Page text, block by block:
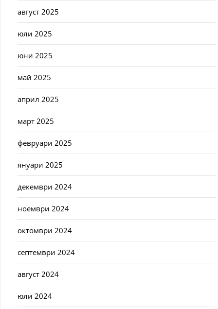
август 2025
юли 2025
юни 2025
май 2025
април 2025
март 2025
февруари 2025
януари 2025
декември 2024
ноември 2024
октомври 2024
септември 2024
август 2024
юли 2024